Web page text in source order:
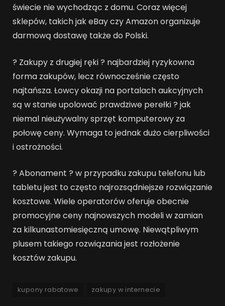
świecie nie wychodząc z domu. Coraz więcej
sklepów, takich jak eBay czy Amazon organizuje
darmową dostawę także do Polski.
? Zakupy z drugiej ręki ? najbardziej ryzykowna
forma zakupów, lecz równocześnie często
najtańsza. Łowcy okazji na portalach aukcyjnych
są w stanie upolować prawdziwe perełki ? jak
niemal nieużywalny sprzęt komputerowy za
połowę ceny. Wymaga to jednak dużo cierpliwości
i ostrożności.
? Abonament ? w przypadku zakupu telefonu lub
tabletu jest to często najrozsądniejsze rozwiązanie
kosztowe. Wiele operatorów oferuje obecnie
promocyjne ceny najnowszych modeli w zamian
za kilkunastomiesięczną umowę. Niewątpliwym
plusem takiego rozwiązania jest rozłożenie
kosztów zakupu.
kupony rabatowe zakupy w internecie